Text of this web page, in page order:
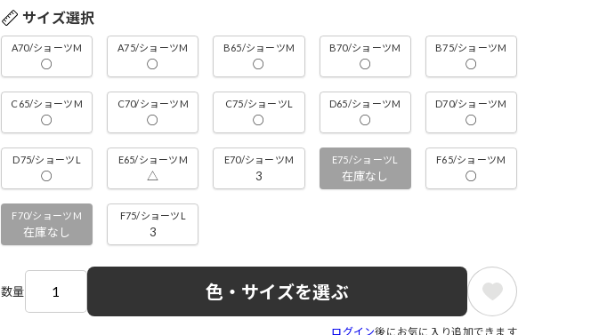
サイズ選択
A70/ショーツM
○
A75/ショーツM
○
B65/ショーツM
○
B70/ショーツM
○
B75/ショーツM
○
C65/ショーツM
○
C70/ショーツM
○
C75/ショーツL
○
D65/ショーツM
○
D70/ショーツM
○
D75/ショーツL
○
E65/ショーツM
△
E70/ショーツM
3
E75/ショーツL
在庫なし
F65/ショーツM
○
F70/ショーツM
在庫なし
F75/ショーツL
3
数量 色・サイズを選ぶ
ログイン後にお気に入り追加できます